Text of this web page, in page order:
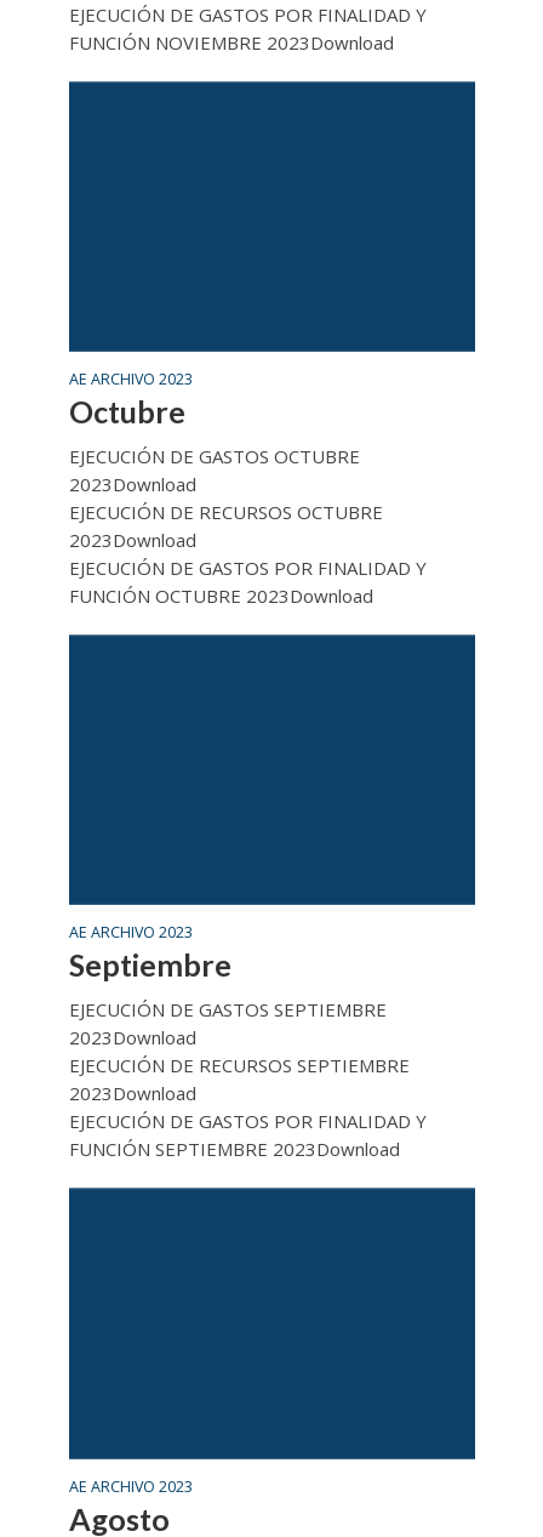
EJECUCIÓN DE GASTOS POR FINALIDAD Y
FUNCIÓN NOVIEMBRE 2023Download
AE ARCHIVO 2023
Octubre
EJECUCIÓN DE GASTOS OCTUBRE
2023Download
EJECUCIÓN DE RECURSOS OCTUBRE
2023Download
EJECUCIÓN DE GASTOS POR FINALIDAD Y
FUNCIÓN OCTUBRE 2023Download
AE ARCHIVO 2023
Septiembre
EJECUCIÓN DE GASTOS SEPTIEMBRE
2023Download
EJECUCIÓN DE RECURSOS SEPTIEMBRE
2023Download
EJECUCIÓN DE GASTOS POR FINALIDAD Y
FUNCIÓN SEPTIEMBRE 2023Download
AE ARCHIVO 2023
Agosto